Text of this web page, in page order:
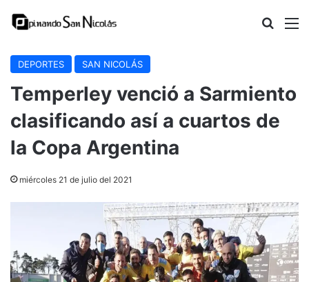
Buscar
DEPORTES SAN NICOLÁS
Temperley venció a Sarmiento
clasificando así a cuartos de
la Copa Argentina
miércoles 21 de julio del 2021